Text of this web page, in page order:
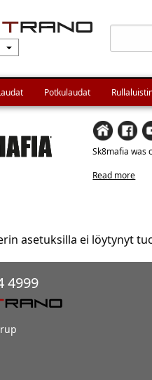
arrow_drop_down
Potkulaudat
Sk8mafia was
Read more
asetuksilla ei löytynyt
4999